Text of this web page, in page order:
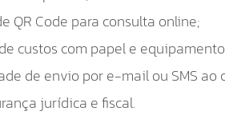
QR Code para consulta online;
custos com papel e
de envio por e-mail ou SMS ao
jurídica e fiscal.